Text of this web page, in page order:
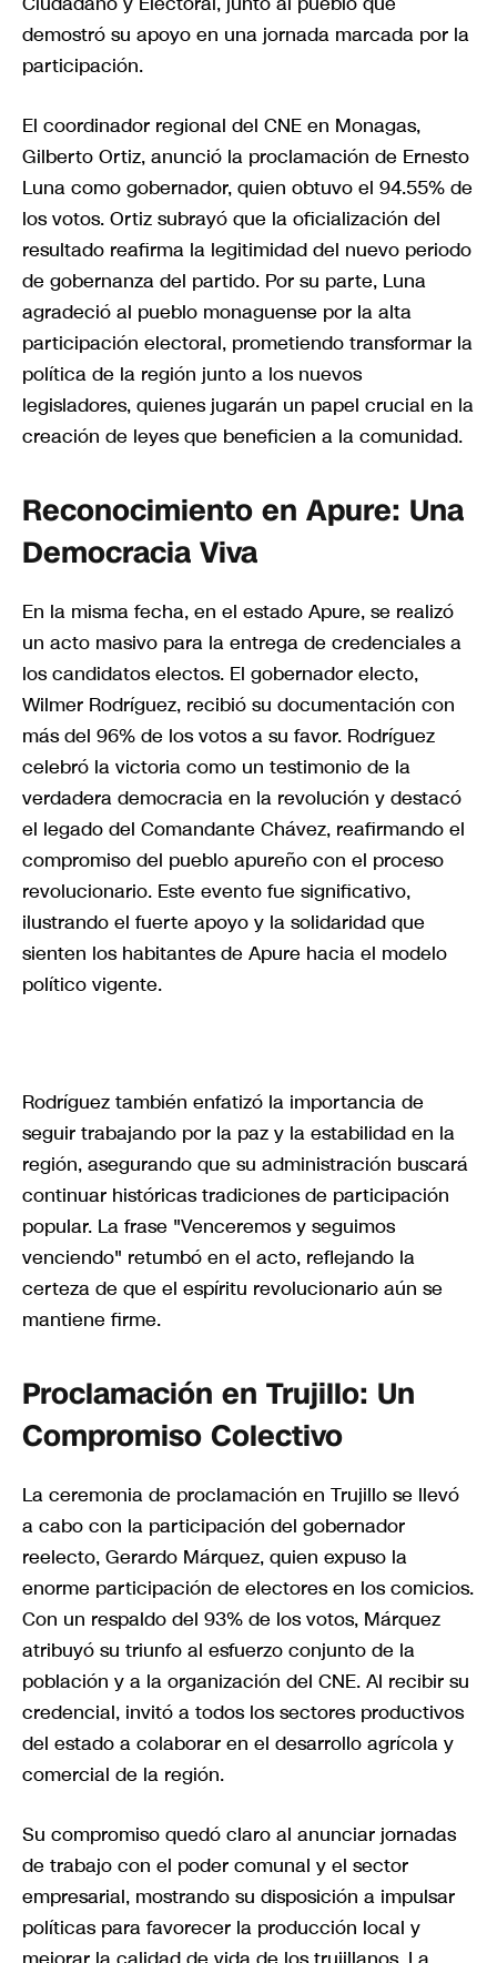
demostró su apoyo en una jornada marcada por la
participación.
El coordinador regional del CNE en Monagas,
Gilberto Ortiz, anunció la proclamación de Ernesto
Luna como gobernador, quien obtuvo el 94.55% de
los votos. Ortiz subrayó que la oficialización del
resultado reafirma la legitimidad del nuevo periodo
de gobernanza del partido. Por su parte, Luna
agradeció al pueblo monaguense por la alta
participación electoral, prometiendo transformar la
política de la región junto a los nuevos
legisladores, quienes jugarán un papel crucial en la
creación de leyes que beneficien a la comunidad.
Reconocimiento en Apure: Una
Democracia Viva
En la misma fecha, en el estado Apure, se realizó
un acto masivo para la entrega de credenciales a
los candidatos electos. El gobernador electo,
Wilmer Rodríguez, recibió su documentación con
más del 96% de los votos a su favor. Rodríguez
celebró la victoria como un testimonio de la
verdadera democracia en la revolución y destacó
el legado del Comandante Chávez, reafirmando el
compromiso del pueblo apureño con el proceso
revolucionario. Este evento fue significativo,
ilustrando el fuerte apoyo y la solidaridad que
sienten los habitantes de Apure hacia el modelo
político vigente.
Rodríguez también enfatizó la importancia de
seguir trabajando por la paz y la estabilidad en la
región, asegurando que su administración buscará
continuar históricas tradiciones de participación
popular. La frase "Venceremos y seguimos
venciendo" retumbó en el acto, reflejando la
certeza de que el espíritu revolucionario aún se
mantiene firme.
Proclamación en Trujillo: Un
Compromiso Colectivo
La ceremonia de proclamación en Trujillo se llevó
a cabo con la participación del gobernador
reelecto, Gerardo Márquez, quien expuso la
enorme participación de electores en los comicios.
Con un respaldo del 93% de los votos, Márquez
atribuyó su triunfo al esfuerzo conjunto de la
población y a la organización del CNE. Al recibir su
credencial, invitó a todos los sectores productivos
del estado a colaborar en el desarrollo agrícola y
comercial de la región.
Su compromiso quedó claro al anunciar jornadas
de trabajo con el poder comunal y el sector
empresarial, mostrando su disposición a impulsar
políticas para favorecer la producción local y